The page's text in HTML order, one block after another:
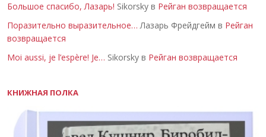
Большое спасибо, Лазарь! Sikorsky в Рейган возвращается
Поразительно выразительное… Лазарь Фрейдгейм в Рейган
возвращается
Moi aussi, je l’espère! Je… Sikorsky в Рейган возвращается
КНИЖНАЯ ПОЛКА